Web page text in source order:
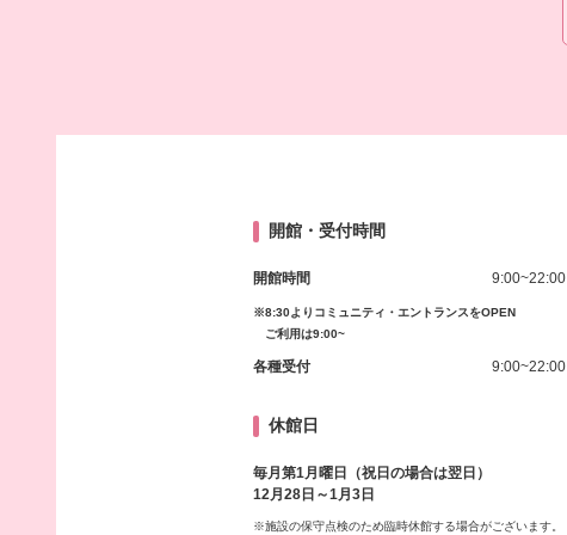
開館・受付時間
開館時間 9:00~22:00
※8:30よりコミュニティ・エントランスをOPEN
ご利用は9:00~
各種受付 9:00~22:00
休館日
毎月第1月曜日（祝日の場合は翌日）
12月28日～1月3日
※施設の保守点検のため臨時休館する場合がございます。